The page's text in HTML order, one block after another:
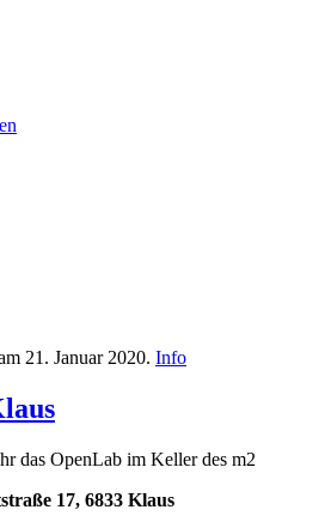
21. Januar 2020. Info
das OpenLab im Keller des m2
17, 6833 Klaus